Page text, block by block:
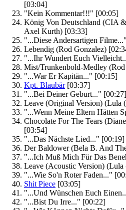
[03:04]
"Kein Kommentar!!!" [00:05]
König Von Deutschland (CIA
Axel Kurth) [03:33]
"...Diese Andersartigen Filme..."
Lebendig (Rod Gonzalez)
"...Ihr Wundert Euch
Mist/Trunkenbold-Medley
"...War Er Kapitän..." [00:15]
Kpt. Blaubär [03:37]
"...Bei Deiner Geburt..." [00:27]
Leave (Original Version) (Lula
"...Wenn Meine Eltern Hätten
Chocolate For The Tears
[03:54]
"...Das Nächste Lied..." [00:19]
Der Baldower(Bela B. And
"...Ich Muß Mich Für Das
Leave (Acoustic Version) (Lula
"...Wie So'n Roter Faden..."
Shit Piece [03:05]
"...Und Wünschen Euch
"...Bist Du Irre..." [00:22]